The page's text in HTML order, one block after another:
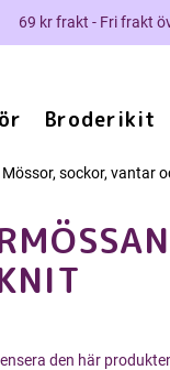
69 kr frakt - Fri frakt
Broderikit
Mössor, sockor, vantar
den här